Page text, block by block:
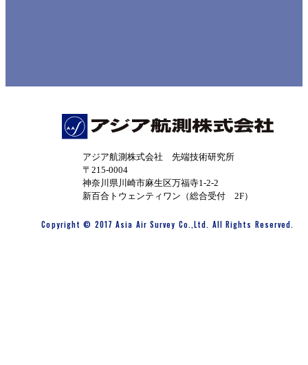
アジア航測株式会社 先端技術研究所
〒215-0004
神奈川県川崎市麻生区万福寺1-2-2
新百合トウェンティワン（総合受付 2F）
Copyright © 2017 Asia Air Survey Co.,Ltd. All Rights Reserved.